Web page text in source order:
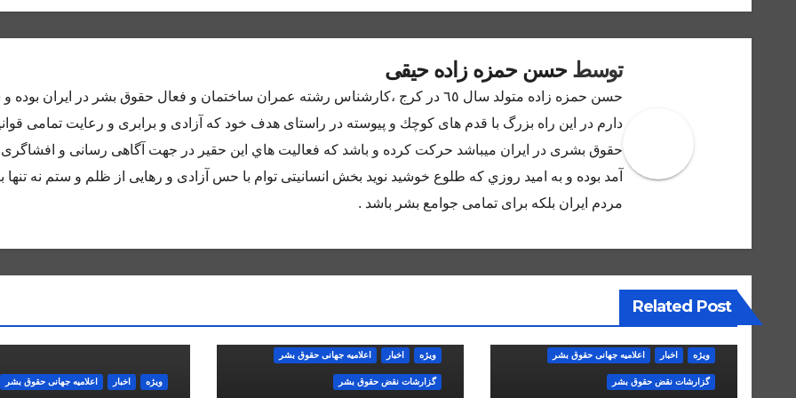
توسط حسن حمزه زاده حیقی
حسن حمزه زاده متولد سال ٦٥ در كرج ،كارشناس رشته عمران ساختمان و فعال حقوق بشر در ايران
دارم در اين راه بزرگ با قدم هاى كوچك و پيوسته در راستاى هدف خود كه آزادى و برابرى و رعايت تمامى
حقوق بشرى در ايران ميباشد حركت كرده و باشد كه فعاليت هاي اين حقير در جهت آگاهى رسانى و افشاگرى
آمد بوده و به اميد روزي كه طلوع خوشيد نويد بخش انسانيتى توام با حس آزادى و رهايى از ظلم و ستم نه تنها
مردم ايران بلكه براى تمامى جوامع بشر باشد .
Related Post
ویژه اخبار اعلاميه جهانی حقوق بشر
گزارشات نقض حقوق بشر
ویژه اخبار اعلاميه جهانی حقوق بشر
گزارشات نقض حقوق بشر ویژه اخبار اعلاميه جهانی حقوق بشر